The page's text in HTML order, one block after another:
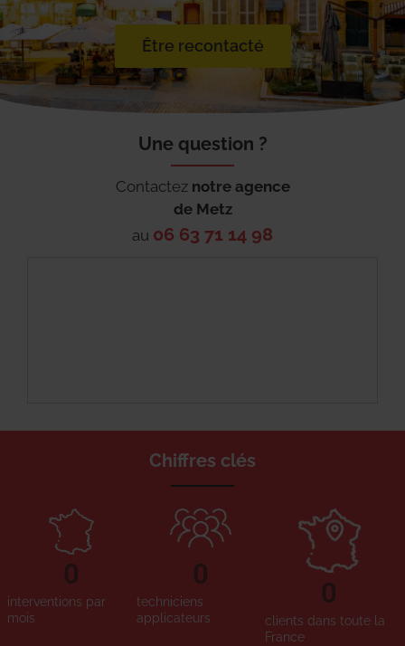
Être recontacté
Une question ?
Contactez notre agence
de Metz
au 06 63 71 14 98
Chiffres clés
interventions par
mois
0
techniciens
applicateurs
0
clients dans toute la
France
0